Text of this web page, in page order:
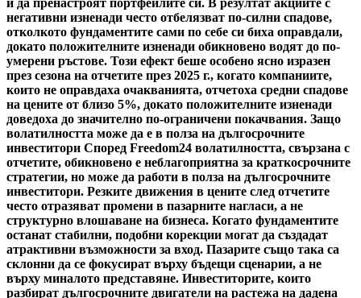
и да пренастроят портфейлите си. В резултат акциите с
негативни изненади често отбелязват по-силни спадове,
отколкото фундаментите сами по себе си биха оправдали,
докато положителните изненади обикновено водят до по-
умерени ръстове. Този ефект беше особено ясно изразен
през сезона на отчетите през 2025 г., когато компаниите,
които не оправдаха очакванията, отчетоха средни спадове
на цените от близо 5%, докато положителните изненади
доведоха до значително по-ограничени покачвания. Защо
волатилността може да е в полза на дългосрочните
инвеститори Според Freedom24 волатилността, свързана с
отчетите, обикновено е неблагоприятна за краткосрочните
стратегии, но може да работи в полза на дългосрочните
инвеститори. Резките движения в цените след отчетите
често отразяват промени в пазарните нагласи, а не
структурно влошаване на бизнеса. Когато фундаментите
останат стабилни, подобни корекции могат да създадат
атрактивни възможности за вход. Пазарите също така са
склонни да се фокусират върху бъдещи сценарии, а не
върху миналото представяне. Инвеститорите, които
разбират дългосрочните двигатели на растежа на дадена